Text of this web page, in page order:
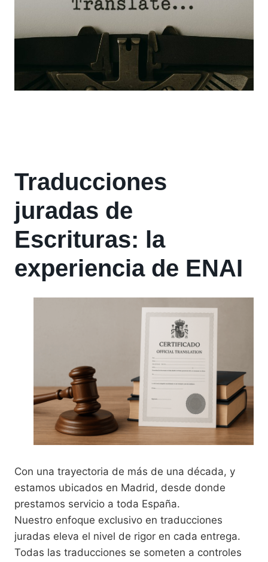
Traducciones
juradas de
Escrituras: la
experiencia de ENAI
Con una trayectoria de más de una década, y
estamos ubicados en Madrid, desde donde
prestamos servicio a toda España.
Nuestro enfoque exclusivo en traducciones
juradas eleva el nivel de rigor en cada entrega.
Todas las traducciones se someten a controles